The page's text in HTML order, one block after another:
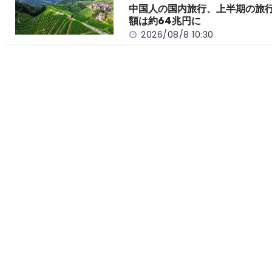
中国人の国内旅行、上半期の旅
額は約64兆円に
2026/08/8 10:30